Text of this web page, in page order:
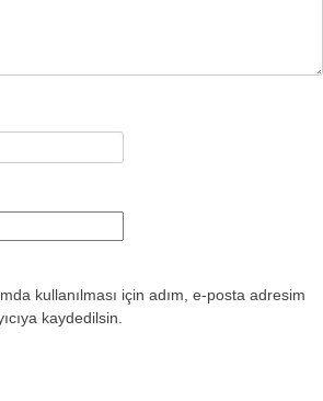
kullanılması için adım, e-posta adresim
kaydedilsin.